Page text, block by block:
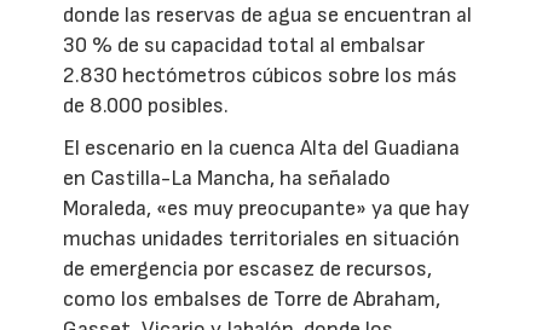
donde las reservas de agua se encuentran al
30 % de su capacidad total al embalsar
2.830 hectómetros cúbicos sobre los más
de 8.000 posibles.
El escenario en la cuenca Alta del Guadiana
en Castilla-La Mancha, ha señalado
Moraleda, «es muy preocupante» ya que hay
muchas unidades territoriales en situación
de emergencia por escasez de recursos,
como los embalses de Torre de Abraham,